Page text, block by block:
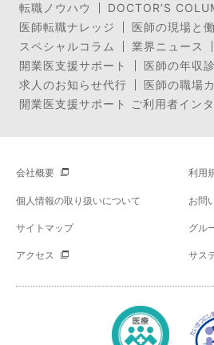
転職ノウハウ
DOCTOR’S
医師転職ナレッジ
医師の現場と
スペシャルコラム
業界ニュース
開業医支援サポート
医師の年収
求人のお知らせ代行
医師の職場
開業医支援サポート ご利用者イン
会社概要 利用
個人情報の取り扱いについて お問
サイトマップ グル
アクセス サス